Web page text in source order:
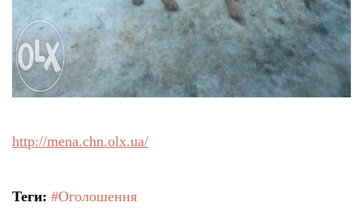
http://mena.chn.olx.ua/
Теги: #Оголошення